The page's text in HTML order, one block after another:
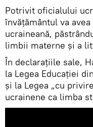
Potrivit oficialului
învățământul va
ucraineană,
limbii materne și a
În declarațiile sale,
la Legea Educației
și la Legea „cu
ucrainene ca limba